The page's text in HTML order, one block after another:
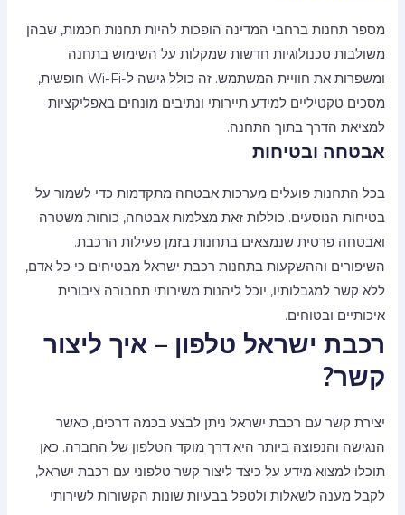
מספר תחנות ברחבי המדינה הופכות להיות תחנות חכמות, שבהן
משולבות טכנולוגיות חדשות שמקלות על השימוש בתחנה
ומשפרות את חוויית המשתמש. זה כולל גישה ל-Wi-Fi חופשית,
מסכים טקטיליים למידע תיירותי ונתיבים מונחים באפליקציות
למציאת הדרך בתוך התחנה.
אבטחה ובטיחות
בכל התחנות פועלים מערכות אבטחה מתקדמות כדי לשמור על
בטיחות הנוסעים. כוללות זאת מצלמות אבטחה, כוחות משטרה
ואבטחה פרטית שנמצאים בתחנות בזמן פעילות הרכבת.
השיפורים וההשקעות בתחנות רכבת ישראל מבטיחים כי כל אדם,
ללא קשר למגבלותיו, יוכל ליהנות משירותי תחבורה ציבורית
איכותיים ובטוחים.
רכבת ישראל טלפון – איך ליצור
קשר?
יצירת קשר עם רכבת ישראל ניתן לבצע בכמה דרכים, כאשר
הנגישה והנפוצה ביותר היא דרך מוקד הטלפון של החברה. כאן
תוכלו למצוא מידע על כיצד ליצור קשר טלפוני עם רכבת ישראל,
לקבל מענה לשאלות ולטפל בבעיות שונות הקשורות לשירותי